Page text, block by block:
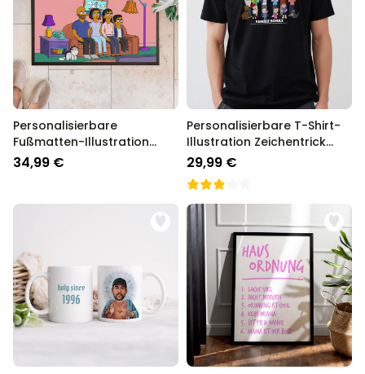
Personalisierbare
Fußmatten-Illustration
Cartoon Familie
34,99 €
Personalisierbare T-Shirt-
Illustration Zeichentrick
Familie
29,99 €